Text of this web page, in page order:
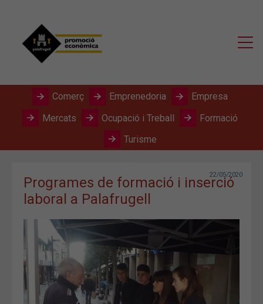
Comerç Emprenedoria
Empresa
Mercats
Ocupació i Treball
Formació
Turisme
Programes de formació i inserció
laboral a Palafrugell
22/05/2020